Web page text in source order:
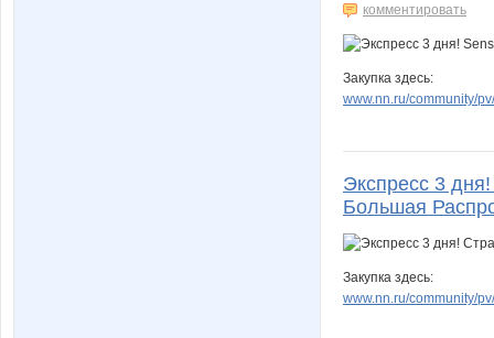
комментировать
Закупка здесь:
www.nn.ru/community/
Экспресс 3
Большая
Закупка здесь:
www.nn.ru/community/